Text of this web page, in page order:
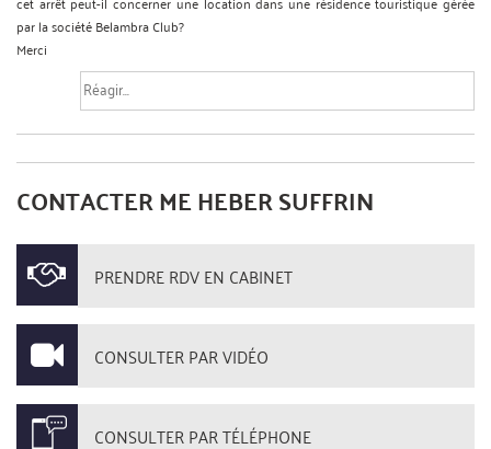
par la société Belambra Club?
Merci
CONTACTER ME HEBER SUFFRIN
PRENDRE RDV EN CABINET
CONSULTER PAR VIDÉO
CONSULTER PAR TÉLÉPHONE